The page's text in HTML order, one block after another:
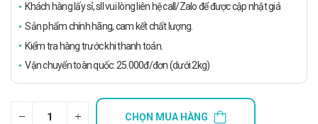
Khách hàng lấy sỉ, sll vui lòng liên hệ call/Zalo để được cập nhật giá
Sản phẩm chính hãng, cam kết chất lượng.
Kiểm tra hàng trước khi thanh toán.
Vận chuyển toàn quốc: 25.000đ/đơn (dưới 2kg)
CHỌN MUA HÀNG